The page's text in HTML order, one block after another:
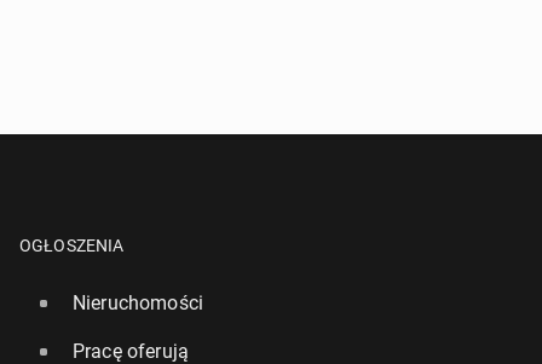
OGŁOSZENIA
Nieruchomości
Pracę oferują